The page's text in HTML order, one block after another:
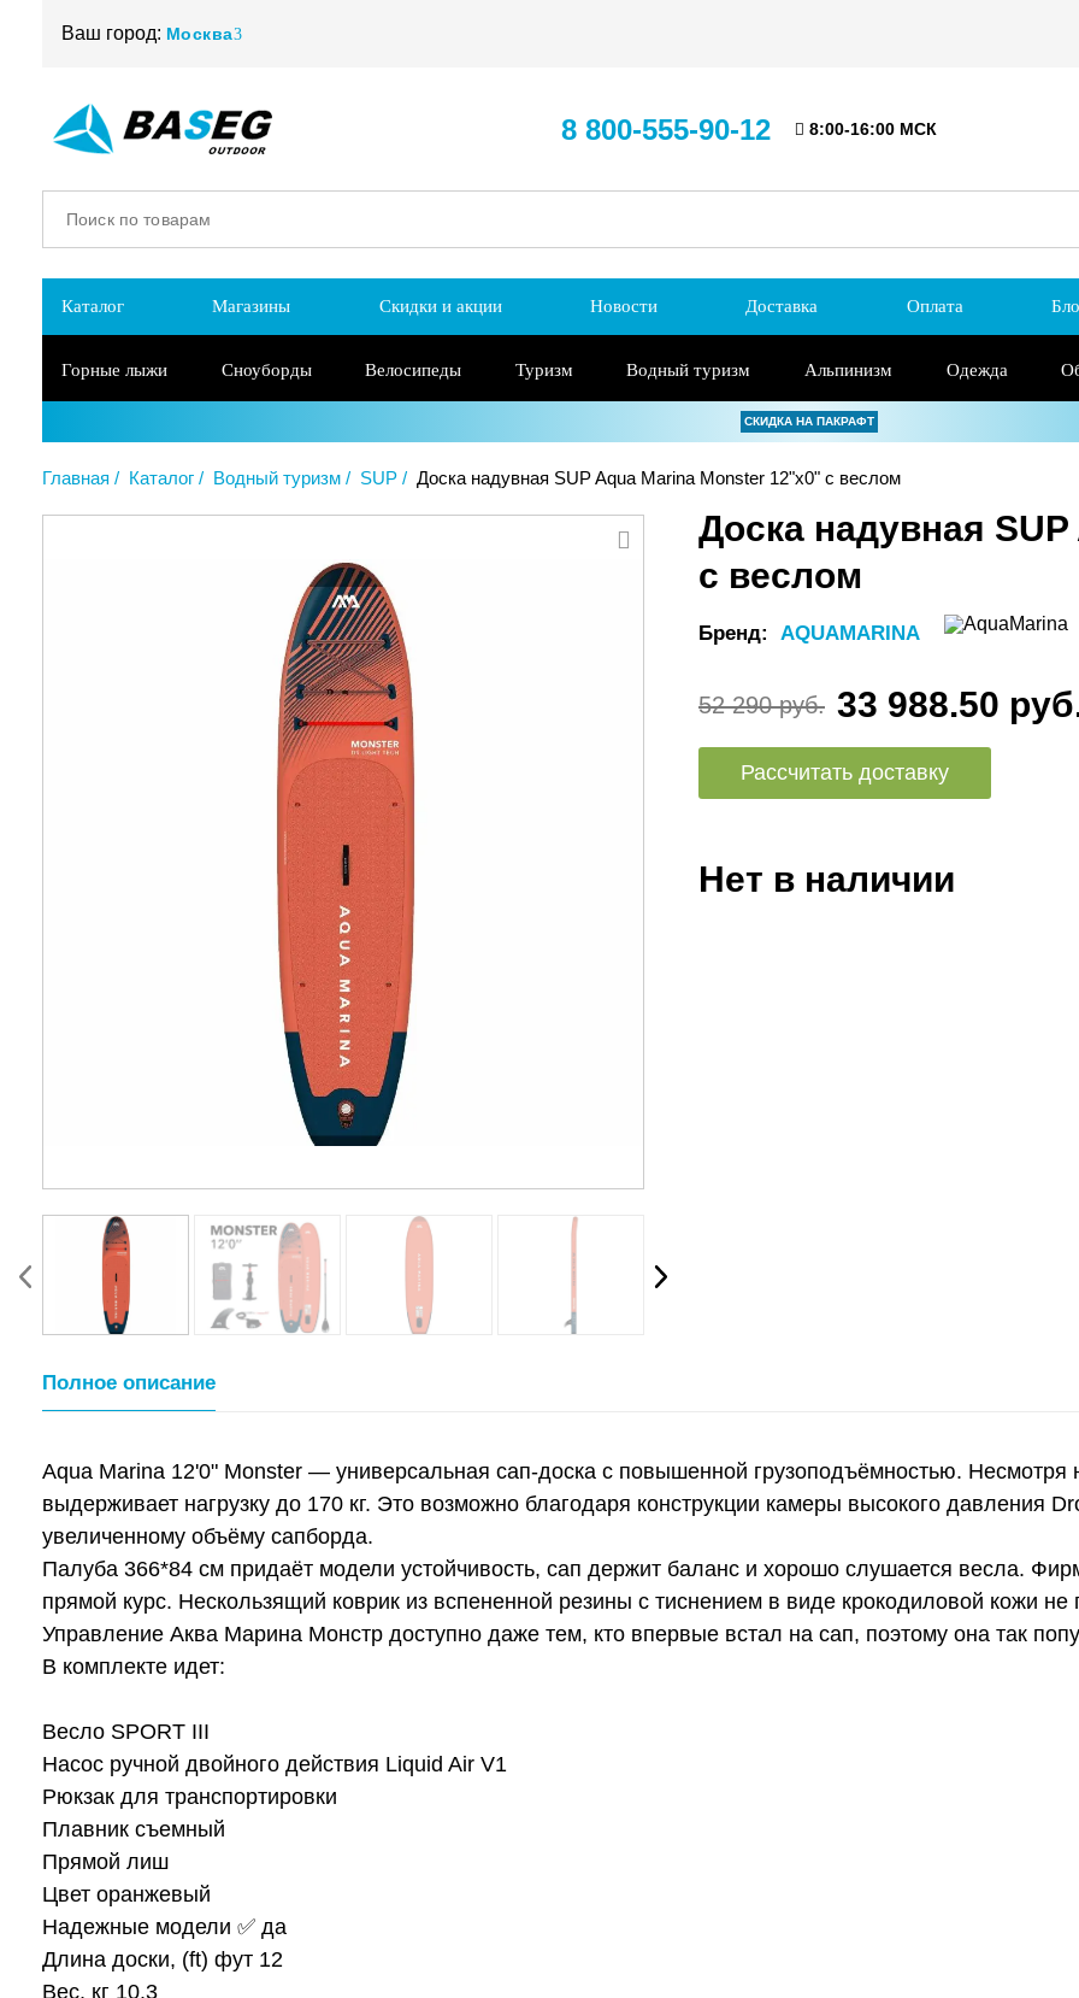
Ваш город: Москва
8 800-555-90-12 8:00-16:00 МСК
Каталог Магазины Скидки и акции Новости Доставка Оплата
Горные лыжи Сноуборды Велосипеды Туризм Водный туризм Альпинизм Одежда
СКИДКА НА ПАКРАФТ
Главная Каталог Водный туризм SUP Доска надувная SUP Aqua Marina Monster 12"х0" с веслом
Доска надувная
с веслом
Бренд: AQUAMARINA
52 290 руб. 33 988.50
Рассчитать доставку
Нет в наличии
Полное описание
Aqua Marina 12'0" Monster — универсальная сап-доска с повышенной грузоподъёмностью.
выдерживает нагрузку до 170 кг. Это возможно благодаря конструкции камеры высокого давления
увеличенному объёму сапборда.
Палуба 366*84 см придаёт модели устойчивость, сап держит баланс и хорошо слушается весла.
прямой курс. Нескользящий коврик из вспененной резины с тиснением в виде крокодиловой кожи не
Управление Аква Марина Монстр доступно даже тем, кто впервые встал на сап, поэтому она так
В комплекте идет:
Весло SPORT III
Насос ручной двойного действия Liquid Air V1
Рюкзак для транспортировки
Плавник съемный
Прямой лиш
Цвет оранжевый
Надежные модели ✅ да
Длина доски, (ft) фут 12
Вес, кг 10.3